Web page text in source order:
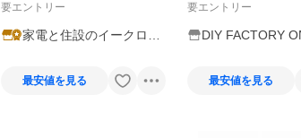
要エントリー
家電と住設のイークロー
最安値を見る
要エントリー
DIY FACTORY
最安値を見る